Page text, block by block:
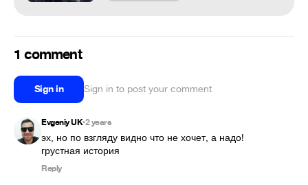
1 comment
Sign in Sign in to post your comment
Evgeniy UK•2 years
эх, но по взгляду видно что не хочет, а надо!
грустная история
Reply